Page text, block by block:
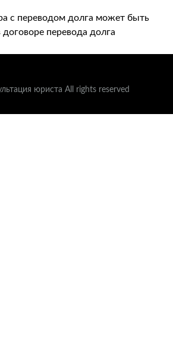
с переводом долга может быть
перевода долга
юриста All rights reserved